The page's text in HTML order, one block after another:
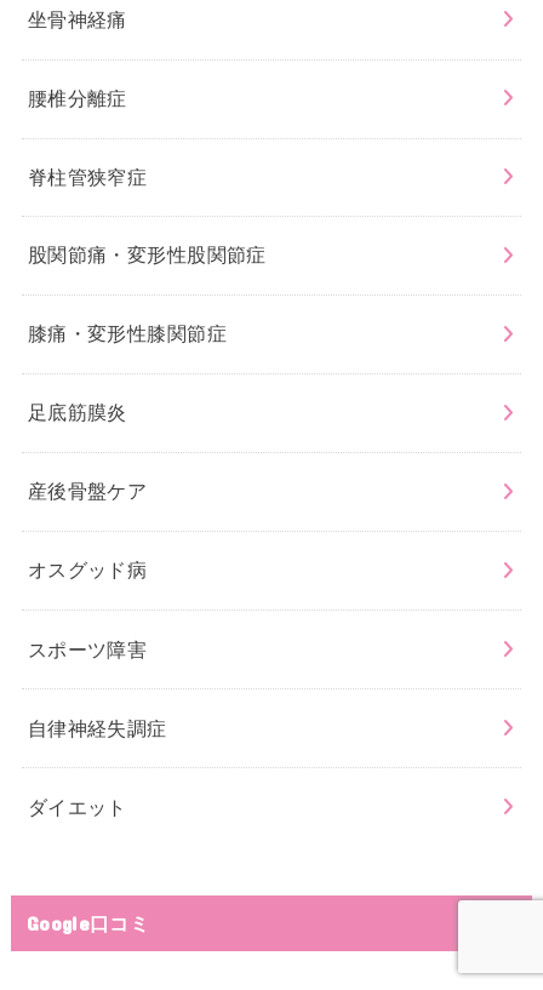
坐骨神経痛
腰椎分離症
脊柱管狭窄症
股関節痛・変形性股関節症
膝痛・変形性膝関節症
足底筋膜炎
産後骨盤ケア
オスグッド病
スポーツ障害
自律神経失調症
ダイエット
Google口コミ